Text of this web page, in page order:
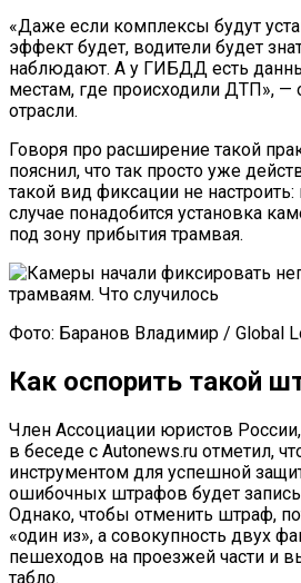
«Даже если комплексы будут
эффект будет, водители будет
наблюдают. А у ГИБДД есть
местам, где происходили ДТП», —
отрасли.
Говоря про расширение такой
пояснил, что так просто уже
такой вид фиксации не
случае понадобится установка
под зону прибытия трамвая.
Фото: Баранов Владимир / Global
Как оспорить такой
Член Ассоциации юристов
в беседе с Autonews.ru отметил,
инструментом для успешной
ошибочных штрафов будет запись
Однако, чтобы отменить штраф,
«один из», а совокупность двух
пешеходов на проезжей части и
табло.